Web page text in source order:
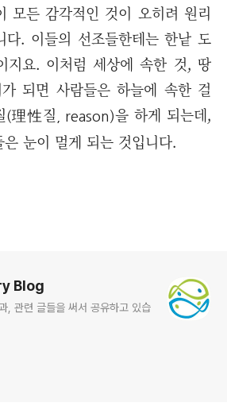
모든 감각적인 것이 오히려 원리
다. 이들의 선조들한테는 한낱 도
지요. 이처럼 세상에 속한 것, 땅
되면 사람들은 하늘에 속한 걸
(理性질 , reason)을 하게 되는데,
눈이 멀게 되는 것입니다.
Blog
, 관련 글들을 써서 공유하고 있습